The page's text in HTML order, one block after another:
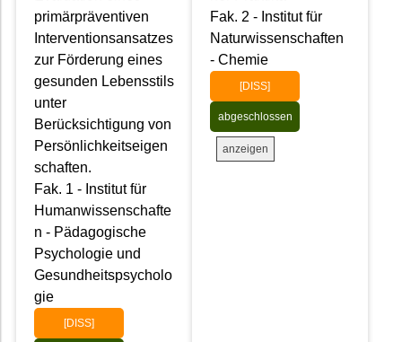
primärpräventiven
Interventionsansatzes
zur Förderung eines
gesunden Lebensstils
unter
Berücksichtigung von
Persönlichkeitseigen
schaften.
Fak. 1 - Institut für
Humanwissenschafte
n - Pädagogische
Psychologie und
Gesundheitspsycholo
gie
[DISS]
Fak. 2 - Institut für
Naturwissenschaften
- Chemie
[DISS]
abgeschlossen
anzeigen